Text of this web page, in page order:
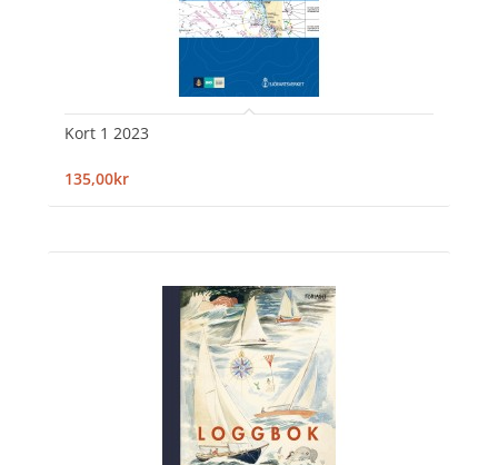
Kort 1 2023
135,00kr